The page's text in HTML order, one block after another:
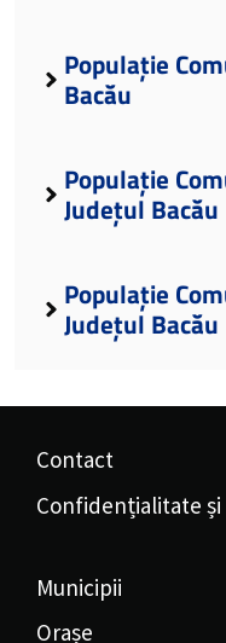
Populație
Bacău
Populație
Județul Bacău
Populație
Județul Bacău
Contact
Confidențialitate și
Municipii
Orașe